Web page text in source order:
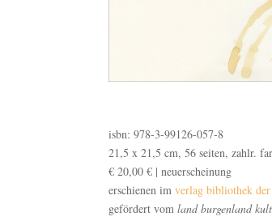
isbn: 978-3-99126-057-8
21,5 x 21,5 cm, 56 seiten, zahlr.
€ 20,00 € |neuerscheinung
erschienen im verlag bibliothek
gefördert vomland burgenland